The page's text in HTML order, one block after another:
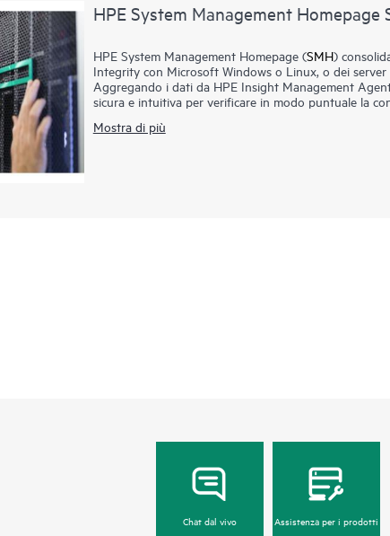
HPE System Management Homepage
HPE System Management Homepage (SMH)
Integrity con Microsoft Windows o Linux, o dei
Aggregando i dati da HPE Insight Management
sicura e intuitiva per verificare in modo puntuale la
SMH può anche essere utilizzato per accedere al
può essere esteso per soddisfare le esigenze di
altri strumenti plug-in. System Management
Mostra di più
Chat dal vivo Assistenza per i prodotti